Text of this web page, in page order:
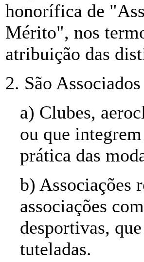
honorífica de
Mérito", nos
atribuição das
2. São
a) Clubes,
ou que
prática das
b) Associações
associações
desportivas,
tuteladas.